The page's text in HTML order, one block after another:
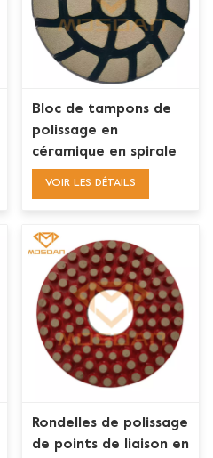
Bloc de tampons de
polissage en
céramique en spirale
de 3 pouces 80mm
transition
VOIR LES DÉTAILS
Rondelles de polissage
de points de liaison en